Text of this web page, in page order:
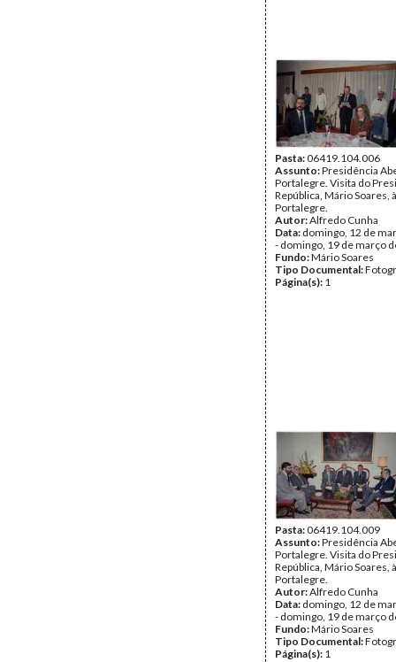
Pasta:06419.104.006
Assunto:Presidência
Portalegre. Visita do
República, Mário Soares,
Portalegre.
Autor:Alfredo Cunha
Data: domingo, 12 de
- domingo, 19 de março
Fundo:Mário Soares
Tipo Documental:
Página(s): 1
Pasta:06419.104.009
Assunto:Presidência
Portalegre. Visita do
República, Mário Soares,
Portalegre.
Autor:Alfredo Cunha
Data: domingo, 12 de
- domingo, 19 de março
Fundo:Mário Soares
Tipo Documental:
Página(s): 1